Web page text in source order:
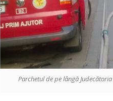
Parchetul de pe lângă